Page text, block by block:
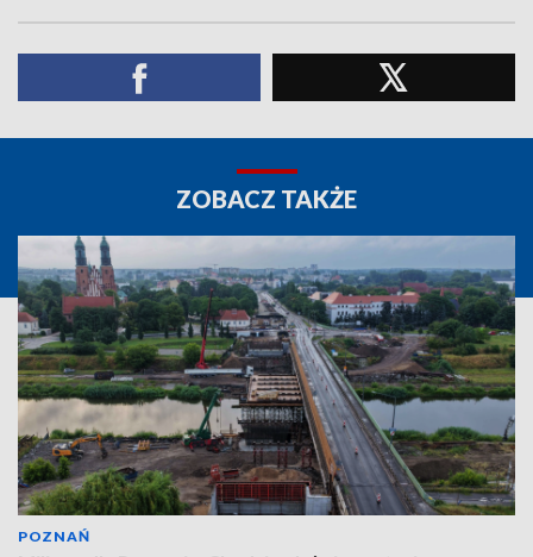
ZOBACZ TAKŻE
POZNAŃ